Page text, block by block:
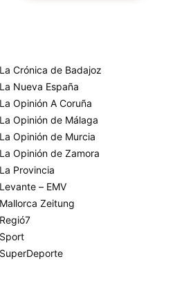
La Crónica de Badajoz
La Nueva España
La Opinión A Coruña
La Opinión de Málaga
La Opinión de Murcia
La Opinión de Zamora
La Provincia
Levante – EMV
Mallorca Zeitung
Regió7
Sport
SuperDeporte